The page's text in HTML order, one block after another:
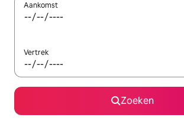
Aankomst
Vertrek
Zoeken